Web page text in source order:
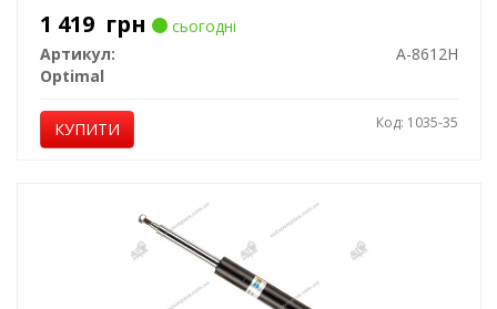
1 419 грн
сьогодні
Артикул:
A-8612H
Optimal
КУПИТИ Код: 1035-35